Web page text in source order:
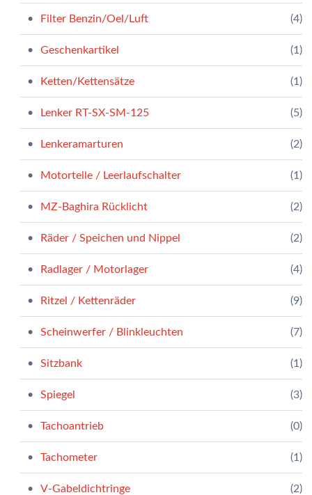
Filter Benzin/Oel/Luft (4)
Geschenkartikel (1)
Ketten/Kettensätze (1)
Lenker RT-SX-SM-125 (5)
Lenkeramarturen (2)
Motorteile / Leerlaufschalter (1)
MZ-Baghira Rücklicht (2)
Räder / Speichen und Nippel (2)
Radlager / Motorlager (4)
Ritzel / Kettenräder (9)
Scheinwerfer / Blinkleuchten (7)
Sitzbank (1)
Spiegel (3)
Tachoantrieb (0)
Tachometer (1)
V-Gabeldichtringe (2)